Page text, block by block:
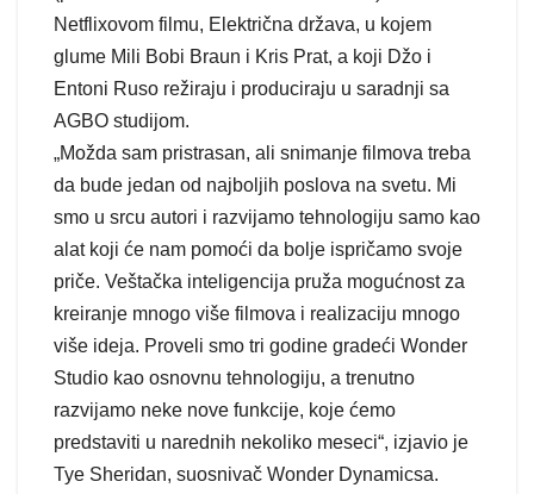
Netflixovom filmu, Električna država, u kojem
glume Mili Bobi Braun i Kris Prat, a koji Džo i
Entoni Ruso režiraju i produciraju u saradnji sa
AGBO studijom.
„Možda sam pristrasan, ali snimanje filmova treba
da bude jedan od najboljih poslova na svetu. Mi
smo u srcu autori i razvijamo tehnologiju samo kao
alat koji će nam pomoći da bolje ispričamo svoje
priče. Veštačka inteligencija pruža mogućnost za
kreiranje mnogo više filmova i realizaciju mnogo
više ideja. Proveli smo tri godine gradeći Wonder
Studio kao osnovnu tehnologiju, a trenutno
razvijamo neke nove funkcije, koje ćemo
predstaviti u narednih nekoliko meseci“, izjavio je
Tye Sheridan, suosnivač Wonder Dynamicsa.